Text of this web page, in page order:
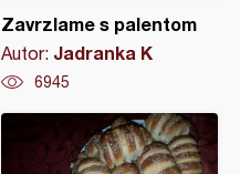
Zavrzlame s palentom
Autor: Jadranka K
6945